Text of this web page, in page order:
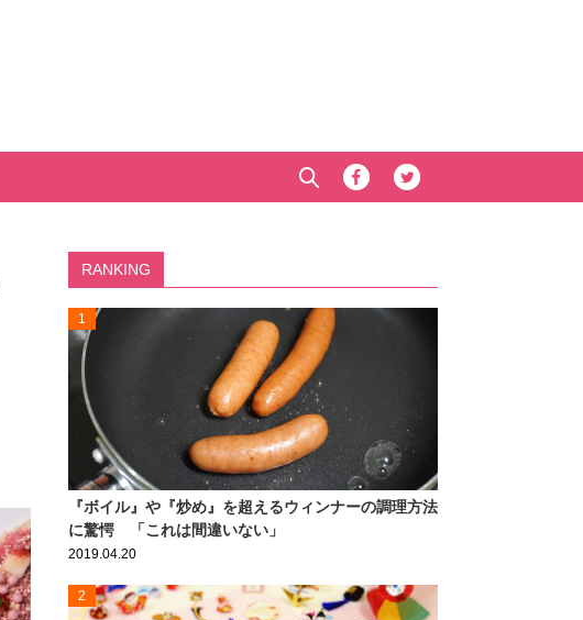
RANKING
1
『ボイル』や『炒め』を超えるウィンナーの調理方法
に驚愕 「これは間違いない」
2019.04.20
2